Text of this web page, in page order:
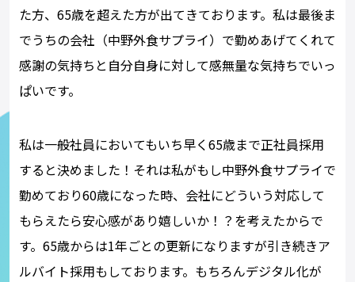
た方、65歳を超えた方が出てきております。私は最後ま
でうちの会社（中野外食サプライ）で勤めあげてくれて
感謝の気持ちと自分自身に対して感無量な気持ちでいっ
ぱいです。
私は一般社員においてもいち早く65歳まで正社員採用
すると決めました！それは私がもし中野外食サプライで
勤めており60歳になった時、会社にどういう対応して
もらえたら安心感があり嬉しいか！？を考えたからで
す。65歳からは1年ごとの更新になりますが引き続きア
ルバイト採用もしております。もちろんデジタル化が